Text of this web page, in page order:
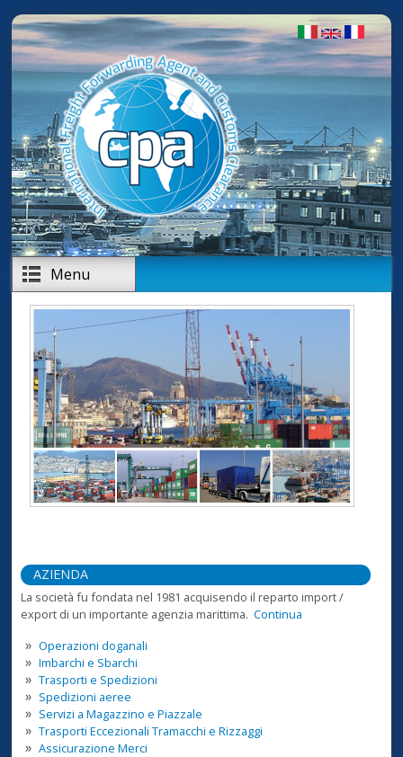
Salta al contenuto principale
Menu
AZIENDA
La società fu fondata nel 1981 acquisendo il reparto import /
export di un importante agenzia marittima.Continua
Operazioni doganali
Imbarchi e Sbarchi
Trasporti e Spedizioni
Spedizioni aeree
Servizi a Magazzino e Piazzale
Trasporti Eccezionali Tramacchi e Rizzaggi
Assicurazione Merci